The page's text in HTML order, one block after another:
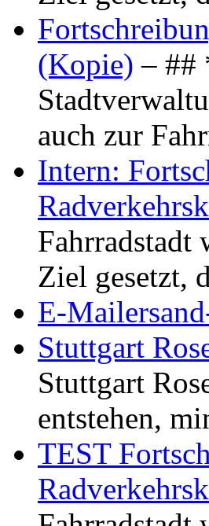
(Kopie) – ##
auch zur
Intern:
Fahrradstadt
Ziel gesetzt,
E-
Stuttgart
Stuttgart
entstehen,
TEST